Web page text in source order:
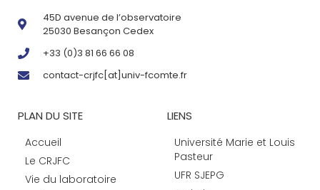
45D avenue de l’observatoire
25030 Besançon Cedex
+33 (0)3 81 66 66 08
contact-crjfc[at]univ-fcomte.fr
PLAN DU SITE
Accueil
Le CRJFC
Vie du laboratoire
LIENS
Université Marie et Louis
Pasteur
UFR SJEPG